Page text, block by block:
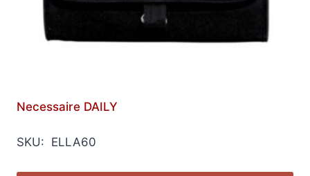
Necessaire DAILY
SKU: ELLA60